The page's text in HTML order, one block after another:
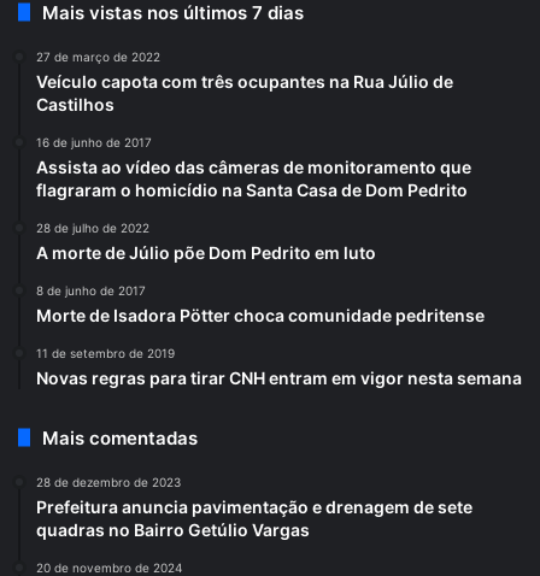
Mais vistas nos últimos 7 dias
27 de março de 2022
Veículo capota com três ocupantes na Rua Júlio de
Castilhos
16 de junho de 2017
Assista ao vídeo das câmeras de monitoramento que
flagraram o homicídio na Santa Casa de Dom Pedrito
28 de julho de 2022
A morte de Júlio põe Dom Pedrito em luto
8 de junho de 2017
Morte de Isadora Pötter choca comunidade pedritense
11 de setembro de 2019
Novas regras para tirar CNH entram em vigor nesta semana
Mais comentadas
28 de dezembro de 2023
Prefeitura anuncia pavimentação e drenagem de sete
quadras no Bairro Getúlio Vargas
20 de novembro de 2024